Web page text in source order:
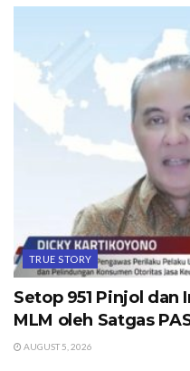
TRUE STORY
Setop 951 Pinjol
MLM oleh Satgas
AUGUST 5, 2026